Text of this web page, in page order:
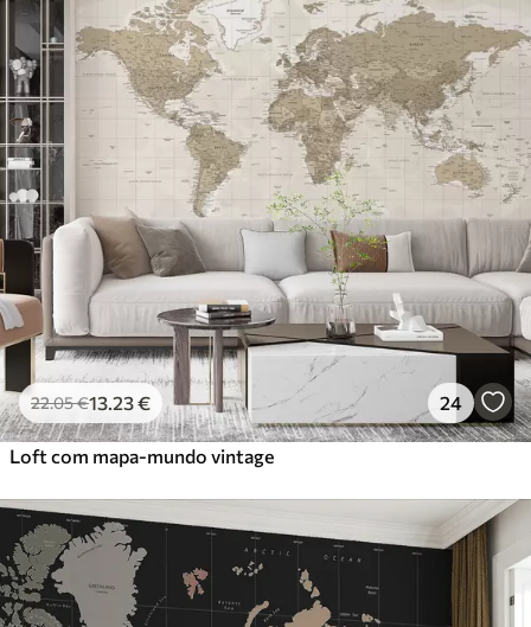
22.05€13 .23€ 24
Loft com mapa-mundo vintage